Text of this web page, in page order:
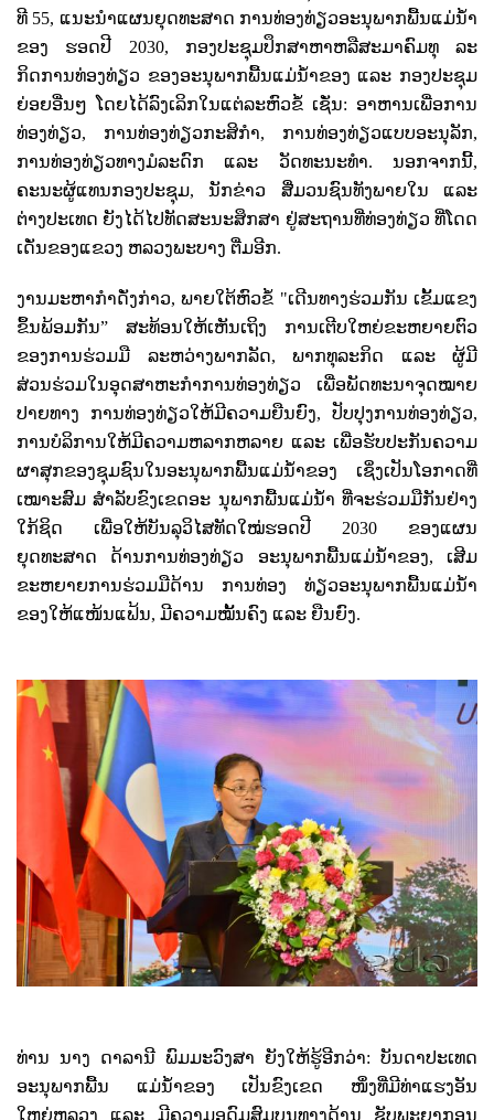
ທີ 55, ແນະນໍາແຜນຍຸດທະສາດ ການທ່ອງທ່ຽວອະນຸພາກພື້ນແມ່ນໍ້າ
ຂອງ ຮອດປີ 2030, ກອງປະຊຸມປຶກສາຫາຫລືສະມາຄົມທຸ ລະ
ກິດການທ່ອງທ່ຽວ ຂອງອະນຸພາກພື້ນແມ່ນໍ້າຂອງ ແລະ ກອງປະຊຸມ
ຍ່ອຍອື່ນໆ ໂດຍໄດ້ລົງເລິກໃນແຕ່ລະຫົວຂໍ້ ເຊັ່ນ: ອາຫານເພື່ອການ
ທ່ອງທ່ຽວ, ການທ່ອງທ່ຽວກະສິກໍາ, ການທ່ອງທ່ຽວແບບອະນຸລັກ,
ການທ່ອງທ່ຽວທາງມໍລະດົກ ແລະ ວັດທະນະທໍາ. ນອກຈາກນີ້,
ຄະນະຜູ້ແທນກອງປະຊຸມ, ນັກຂ່າວ ສື່ມວນຊົນທັງພາຍໃນ ແລະ
ຕ່າງປະເທດ ຍັງໄດ້ໄປທັດສະນະສຶກສາ ຢູ່ສະຖານທີ່ທ່ອງທ່ຽວ ທີ່ໂດດ
ເດັ່ນຂອງແຂວງ ຫລວງພະບາງ ຕື່ມອີກ.
ງານມະຫາກໍາດັ່ງກ່າວ,ພາຍໃຕ້ຫົວຂໍ້ "ເດີນທາງຮ່ວມກັນ ເຂັ້ມແຂງ
ຂຶ້ນພ້ອມກັນ” ສະທ້ອນໃຫ້ເຫັນເຖິງ ການເຕີບໃຫຍ່ຂະຫຍາຍຕົວ
ຂອງການຮ່ວມມື ລະຫວ່າງພາກລັດ, ພາກທຸລະກິດ ແລະ ຜູ້ມີ
ສ່ວນຮ່ວມໃນອຸດສາຫະກໍາການທ່ອງທ່ຽວ ເພື່ອພັດທະນາຈຸດໝາຍ
ປາຍທາງ ການທ່ອງທ່ຽວໃຫ້ມີຄວາມຍືນຍົງ, ປັບປຸງການທ່ອງທ່ຽວ,
ການບໍລິການໃຫ້ມີຄວາມຫລາກຫລາຍ ແລະ ເພື່ອຮັບປະກັນຄວາມ
ຜາສຸກຂອງຊຸມຊົນໃນອະນຸພາກພື້ນແມ່ນໍ້າຂອງ ເຊິ່ງເປັນໂອກາດທີ່
ເໝາະສົມ ສໍາລັບຂົງເຂດອະ ນຸພາກພື້ນແມ່ນໍ້າ ທີ່ຈະຮ່ວມມືກັນຢ່າງ
ໃກ້ຊິດ ເພື່ອໃຫ້ບັນລຸວິໄສທັດໃໝ່ຮອດປີ 2030 ຂອງແຜນ
ຍຸດທະສາດ ດ້ານການທ່ອງທ່ຽວ ອະນຸພາກພື້ນແມ່ນໍ້າຂອງ, ເສີມ
ຂະຫຍາຍການຮ່ວມມືດ້ານ ການທ່ອງ ທ່ຽວອະນຸພາກພື້ນແມ່ນໍ້າ
ຂອງໃຫ້ແໜ້ນແຟ້ນ, ມີຄວາມໝັ້ນຄົງ ແລະ ຍືນຍົງ.
ທ່ານ ນາງ ດາລານີ ພົມມະວົງສາ ຍັງໃຫ້ຮູ້ອີກວ່າ: ບັນດາປະເທດ
ອະນຸພາກພື້ນ ແມ່ນໍ້າຂອງ ເປັນຂົງເຂດ ໜຶ່ງທີ່ມີທ່າແຮງອັນ
ໃຫຍ່ຫລວງ ແລະ ມີຄວາມອຸດົມສົມບູນທາງດ້ານ ຊັບພະຍາກອນ